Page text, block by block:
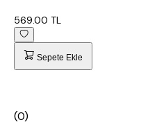
569.00 TL
Sepete Ekle
(0)